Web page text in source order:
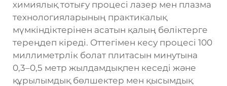
химиялық тотығу процесі лазер мен плазма
технологияларының практикалық
мүмкіндіктерінен асатын қалың бөліктерге
тереңдеп кіреді. Оттегімен кесу процесі 100
миллиметрлік болат плитасын минутына
0,3–0,5 метр жылдамдықпен кеседі және
құрылымдық бөлшектер мен қысымдық